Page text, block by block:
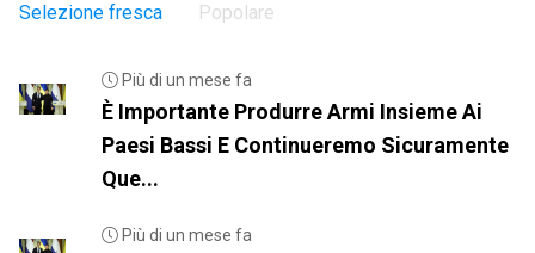
Selezione fresca Popolare
Più di un mese fa
È Importante Produrre Armi Insieme Ai
Paesi Bassi E Continueremo Sicuramente
Que...
Più di un mese fa